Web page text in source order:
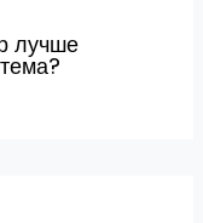
лучше